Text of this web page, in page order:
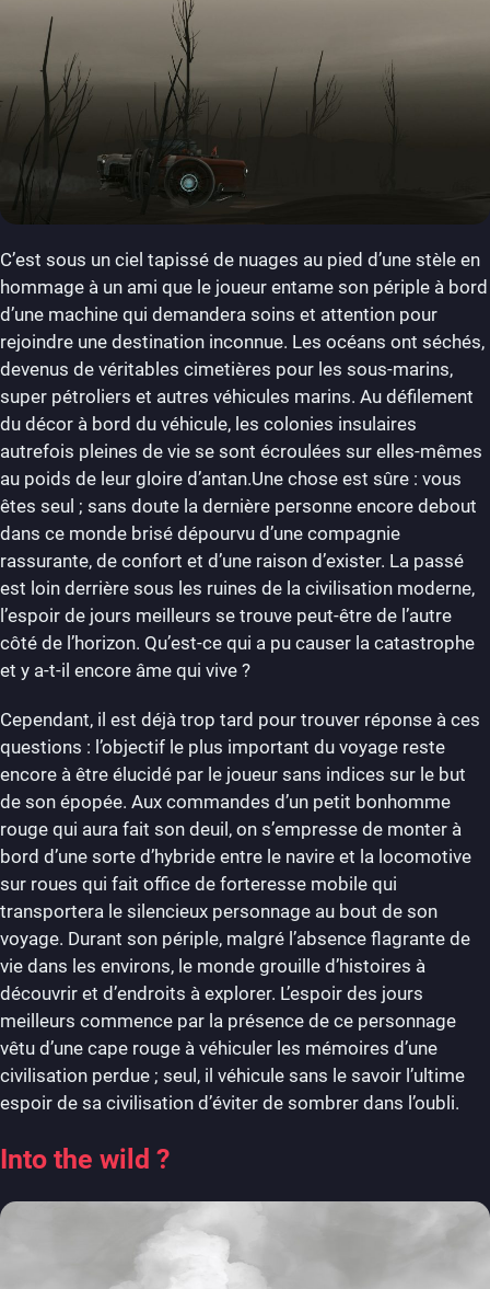
C’est sous un ciel tapissé de nuages au pied d’une stèle en
hommage à un ami que le joueur entame son périple à bord
d’une machine qui demandera soins et attention pour
rejoindre une destination inconnue. Les océans ont séchés,
devenus de véritables cimetières pour les sous-marins,
super pétroliers et autres véhicules marins. Au défilement
du décor à bord du véhicule, les colonies insulaires
autrefois pleines de vie se sont écroulées sur elles-mêmes
au poids de leur gloire d’antan.Une chose est sûre : vous
êtes seul ; sans doute la dernière personne encore debout
dans ce monde brisé dépourvu d’une compagnie
rassurante, de confort et d’une raison d’exister. La passé
est loin derrière sous les ruines de la civilisation moderne,
l’espoir de jours meilleurs se trouve peut-être de l’autre
côté de l’horizon. Qu’est-ce qui a pu causer la catastrophe
et y a-t-il encore âme qui vive ?
Cependant, il est déjà trop tard pour trouver réponse à ces
questions : l’objectif le plus important du voyage reste
encore à être élucidé par le joueur sans indices sur le but
de son épopée. Aux commandes d’un petit bonhomme
rouge qui aura fait son deuil, on s’empresse de monter à
bord d’une sorte d’hybride entre le navire et la locomotive
sur roues qui fait office de forteresse mobile qui
transportera le silencieux personnage au bout de son
voyage. Durant son périple, malgré l’absence flagrante de
vie dans les environs, le monde grouille d’histoires à
découvrir et d’endroits à explorer. L’espoir des jours
meilleurs commence par la présence de ce personnage
vêtu d’une cape rouge à véhiculer les mémoires d’une
civilisation perdue ; seul, il véhicule sans le savoir l’ultime
espoir de sa civilisation d’éviter de sombrer dans l’oubli.
Into the wild ?